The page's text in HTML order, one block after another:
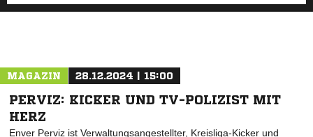
MAGAZIN 28.12.2024 | 15:00
PERVIZ: KICKER UND TV-POLIZIST MIT
HERZ
Enver Perviz ist Verwaltungsangestellter, Kreisliga-Kicker und